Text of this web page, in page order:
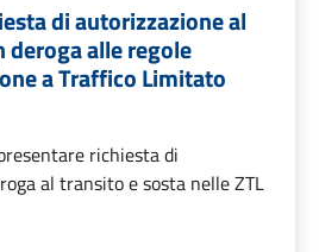
di autorizzazione al
alle regole
a Traffico Limitato
richiesta di
al transito e sosta nelle ZTL